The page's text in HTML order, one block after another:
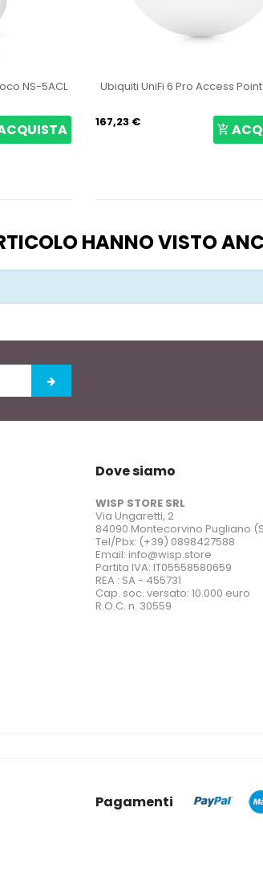
U6-Pro
Ubiquiti LiteBeam 5AC Gen2
64,15 €
HANNO VISTO
Dove siamo
WISP STORE SRL
Via Ungaretti, 2
84090 Montecorvino Pugliano
Tel/Pbx: (+39) 0898427588
Email: info@wisp.store
Partita IVA: IT05558580659
REA : SA - 455731
Cap. soc. versato: 10.000 euro
R.O.C. n. 30559
Pagamenti